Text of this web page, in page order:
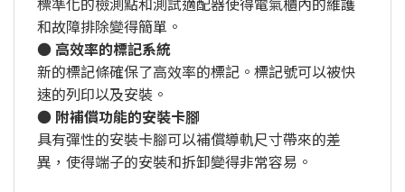
和故障排除變得簡單。
●高效率的標記系統
新的標記條確保了高效率的標記。標記號可以被快
速的列印以及安裝。
● 附補償功能的安裝卡腳
具有彈性的安裝卡腳可以補償導軌尺寸帶來的差
異，使得端子的安裝和拆卸變得非常容易。